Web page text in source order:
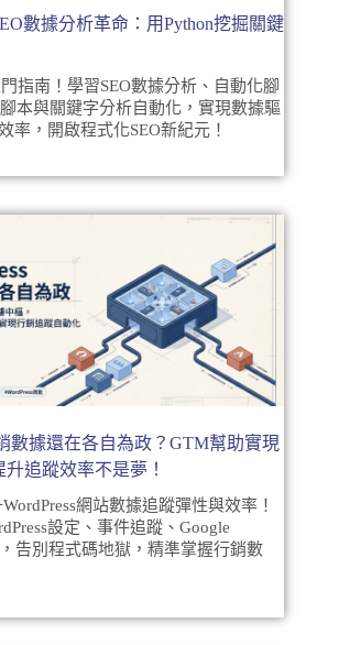
數據分析革命：用Python挖掘關鍵
指南！學習SEO數據分析、自動化腳
本與關鍵字分析自動化，實現數據驅
率，開啟程式化SEO新紀元！
數據還在各自為政？GTM幫助實現
追蹤效率不是夢！
網站數據追蹤彈性與效率！
設定、事件追蹤、Google
告別程式碼地獄，精準掌握行銷數